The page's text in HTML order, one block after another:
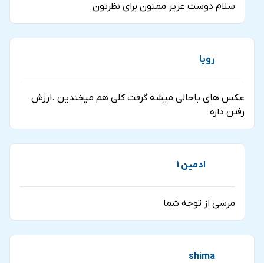
سلام دوست عزیز ممنون برای نظرتون
رویا
عکس های باحالی میشه گرفت کلی هم میخندین .ارزش
رفتن داره
ادمین 1
مرسی از توجه شما
shima